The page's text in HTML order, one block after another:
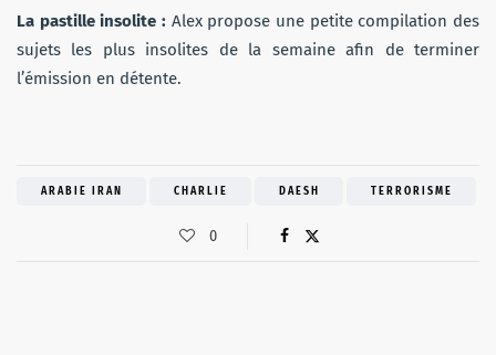
La pastille insolite : Alex propose une petite compilation des
sujets les plus insolites de la semaine afin de terminer
l’émission en détente.
ARABIE IRAN CHARLIE DAESH TERRORISME
0